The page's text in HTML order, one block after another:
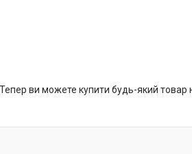
Тепер ви можете купити будь-який